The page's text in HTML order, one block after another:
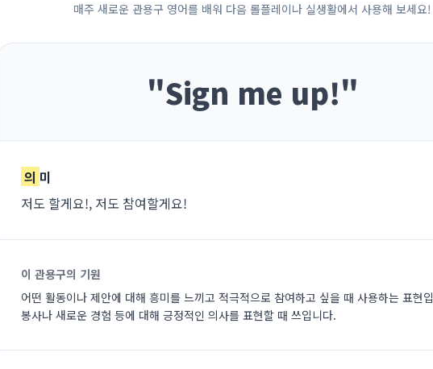
매주 새로운 관용구 영어를 배워 다음 롤플레이나 실생활에서 사용해 보세요!
"Sign me up!"
의 미
저도 할게요!, 저도 참여할게요!
이 관용구의 기원
어떤 활동이나 제안에 대해 흥미를 느끼고 적극적으로 참여하고 싶을 때 사용하는 표현
봉사나 새로운 경험 등에 대해 긍정적인 의사를 표현할 때 쓰입니다.